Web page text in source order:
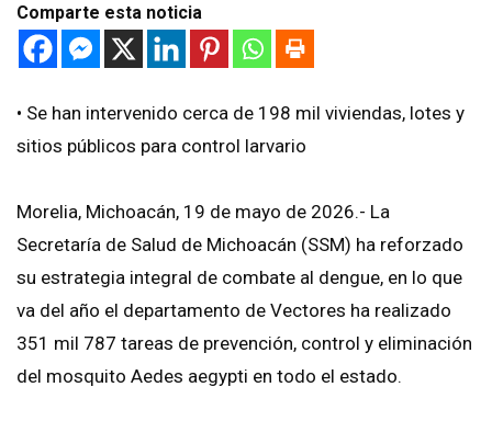
Comparte esta noticia
•⁠ ⁠Se han intervenido cerca de 198 mil viviendas, lotes y
sitios públicos para control larvario
Morelia, Michoacán, 19 de mayo de 2026.- La
Secretaría de Salud de Michoacán (SSM) ha reforzado
su estrategia integral de combate al dengue, en lo que
va del año el departamento de Vectores ha realizado
351 mil 787 tareas de prevención, control y eliminación
del mosquito Aedes aegypti en todo el estado.